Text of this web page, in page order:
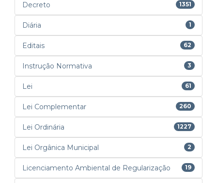
Decreto 1351
Diária 1
Editais 62
Instrução Normativa 3
Lei 61
Lei Complementar 260
Lei Ordinária 1227
Lei Orgânica Municipal 2
Licenciamento Ambiental de Regularização 19